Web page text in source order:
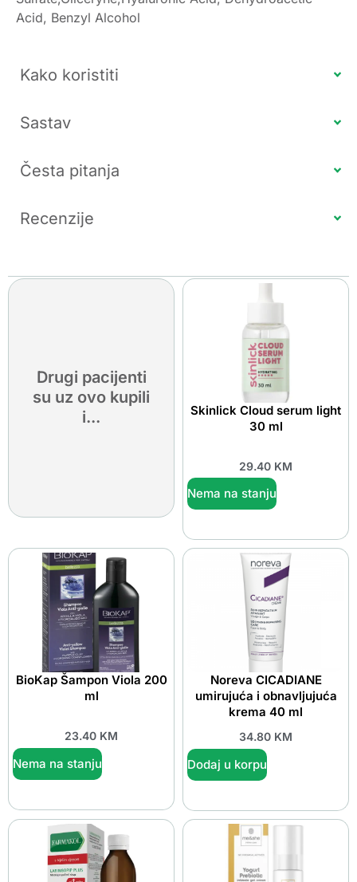
Acid, Benzyl Alcohol
Kako koristiti
Sastav
Česta pitanja
Recenzije
Drugi pacijenti
su uz ovo kupili
i...
Skinlick Cloud serum light
30 ml
29.40 KM
Nema na stanju
BioKap Šampon Viola 200
ml
23.40 KM
Nema na stanju
Noreva CICADIANE
umirujuća i obnavljujuća
krema 40 ml
34.80 KM
Dodaj u korpu